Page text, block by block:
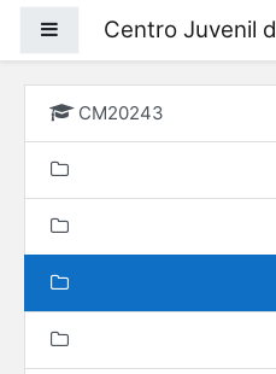
Painel lateral
Centro Juvenil
CM20243